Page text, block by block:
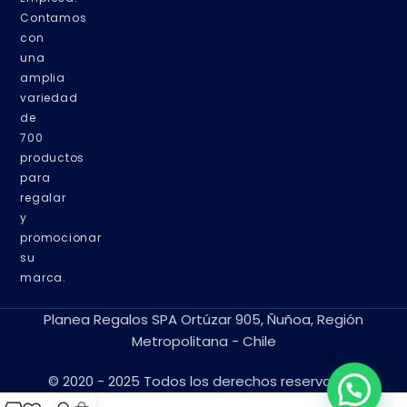
Contamos
con
una
amplia
variedad
de
700
productos
para
regalar
y
promocionar
su
marca.
Planea Regalos SPA Ortúzar 905, Ñuñoa, Región
Metropolitana - Chile
© 2020 - 2025 Todos los derechos reservados.